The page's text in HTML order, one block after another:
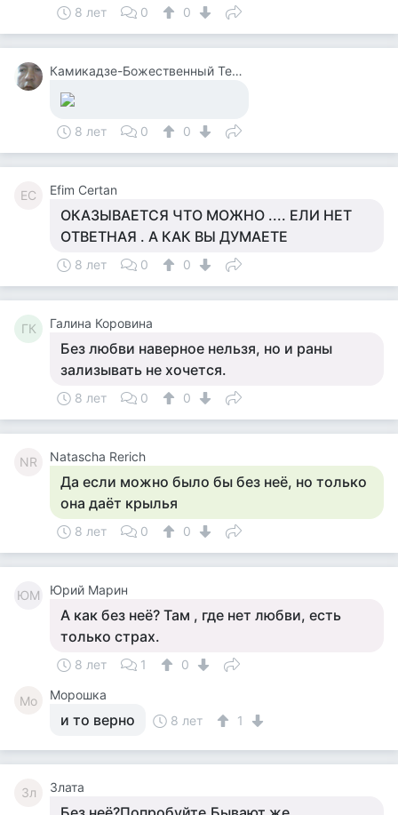
8 лет 0 0
Камикадзе-Божественный Теплый Ветерок
8 лет 0 0
EC Efim Certan
ОКАЗЫВАЕТСЯ ЧТО МОЖНО .... ЕЛИ НЕТ
ОТВЕТНАЯ . А КАК ВЫ ДУМАЕТЕ
8 лет 0 0
ГК Галина Коровина
Без любви наверное нельзя, но и раны
зализывать не хочется.
8 лет 0 0
NR Natascha Rerich
Да если можно было бы без неё, но только
она даёт крылья
8 лет 0 0
ЮМ Юрий Марин
А как без неё? Там , где нет любви, есть
только страх.
8 лет 1 0
Мо Морошка
и то верно 8 лет 1
Зл Злата